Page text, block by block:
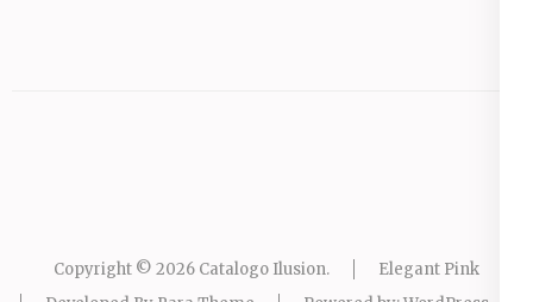
Copyright © 2026 Catalogo Ilusion.
Elegant Pink